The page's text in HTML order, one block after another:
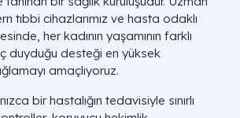
tıbbi cihazlarımız ve hasta odaklı
her kadının yaşamının farklı
duyduğu desteği en yüksek
amaçlıyoruz.
bir hastalığın tedavisiyle sınırlı